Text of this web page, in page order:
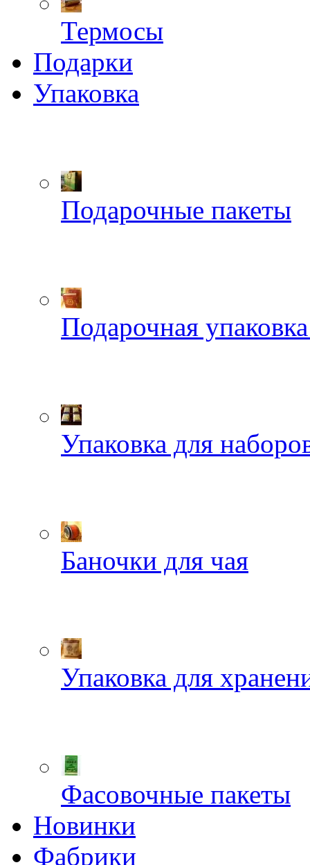
Термосы
Подарки
Упаковка
Подарочные пакеты
Подарочная
Упаковка для
Баночки для чая
Упаковка для
Фасовочные пакеты
Новинки
Фабрики